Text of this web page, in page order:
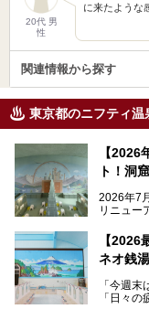
20代 男
性
に来たような
関連情報から探す
東京都のニフティ温
【
ト！洞
2026年7
リニュー
レトロ
を知る
る、今の
ビアバ
す。充
【2026
ネオ銭
「今週
「日々